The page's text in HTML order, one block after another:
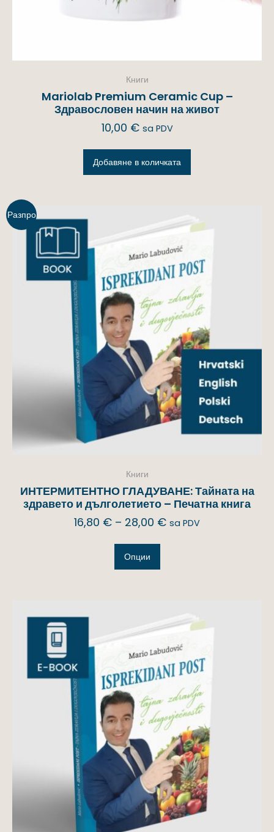
Книги
Mariolab Premium Ceramic Cup –
Здравословен начин на живот
10,00 € sa PDV
Добавяне в количката
Разпро
Книги
ИНТЕРМИТЕНТНО ГЛАДУВАНЕ: Тайната на
здравето и дълголетието – Печатна книга
16,80 € – 28,00 € sa PDV
Опции